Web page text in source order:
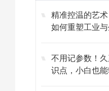
精准控温的艺
如何重塑工业
不用记参数！
识点，小白也